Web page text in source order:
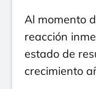
Al momento
reacción
estado de
crecimiento